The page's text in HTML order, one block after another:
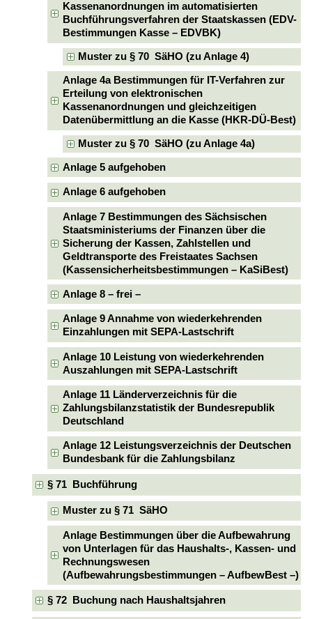
Kassenanordnungen im automatisierten
Buchführungsverfahren der Staatskassen (EDV-
Bestimmungen Kasse – EDVBK)
Muster zu § 70 SäHO (zu Anlage 4)
Anlage 4a Bestimmungen für IT-Verfahren zur
Erteilung von elektronischen
Kassenanordnungen und gleichzeitigen
Datenübermittlung an die Kasse (HKR-DÜ-Best)
Muster zu § 70 SäHO (zu Anlage 4a)
Anlage 5 aufgehoben
Anlage 6 aufgehoben
Anlage 7 Bestimmungen des Sächsischen
Staatsministeriums der Finanzen über die
Sicherung der Kassen, Zahlstellen und
Geldtransporte des Freistaates Sachsen
(Kassensicherheitsbestimmungen – KaSiBest)
Anlage 8 – frei –
Anlage 9 Annahme von wiederkehrenden
Einzahlungen mit SEPA-Lastschrift
Anlage 10 Leistung von wiederkehrenden
Auszahlungen mit SEPA-Lastschrift
Anlage 11 Länderverzeichnis für die
Zahlungsbilanzstatistik der Bundesrepublik
Deutschland
Anlage 12 Leistungsverzeichnis der Deutschen
Bundesbank für die Zahlungsbilanz
§ 71 Buchführung
Muster zu § 71 SäHO
Anlage Bestimmungen über die Aufbewahrung
von Unterlagen für das Haushalts-, Kassen- und
Rechnungswesen
(Aufbewahrungsbestimmungen – AufbewBest –)
§ 72 Buchung nach Haushaltsjahren